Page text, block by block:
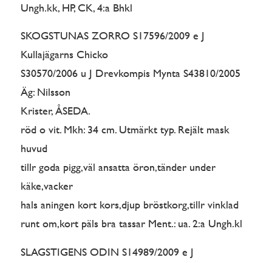
Ungh.kk, HP, CK, 4:a Bhkl
SKOGSTUNAS ZORRO S17596/2009 e J
Kullajägarns Chicko
S30570/2006 u J Drevkompis Mynta S43810/2005
Äg: Nilsson
Krister, ÅSEDA.
röd o vit. Mkh: 34 cm. Utmärkt typ. Rejält mask
huvud
tillr goda pigg,väl ansatta öron,tänder under
käke,vacker
hals aningen kort kors,djup bröstkorg,tillr vinklad
runt om,kort päls bra tassar Ment.: ua. 2:a Ungh.kl
SLAGSTIGENS ODIN S14989/2009 e J